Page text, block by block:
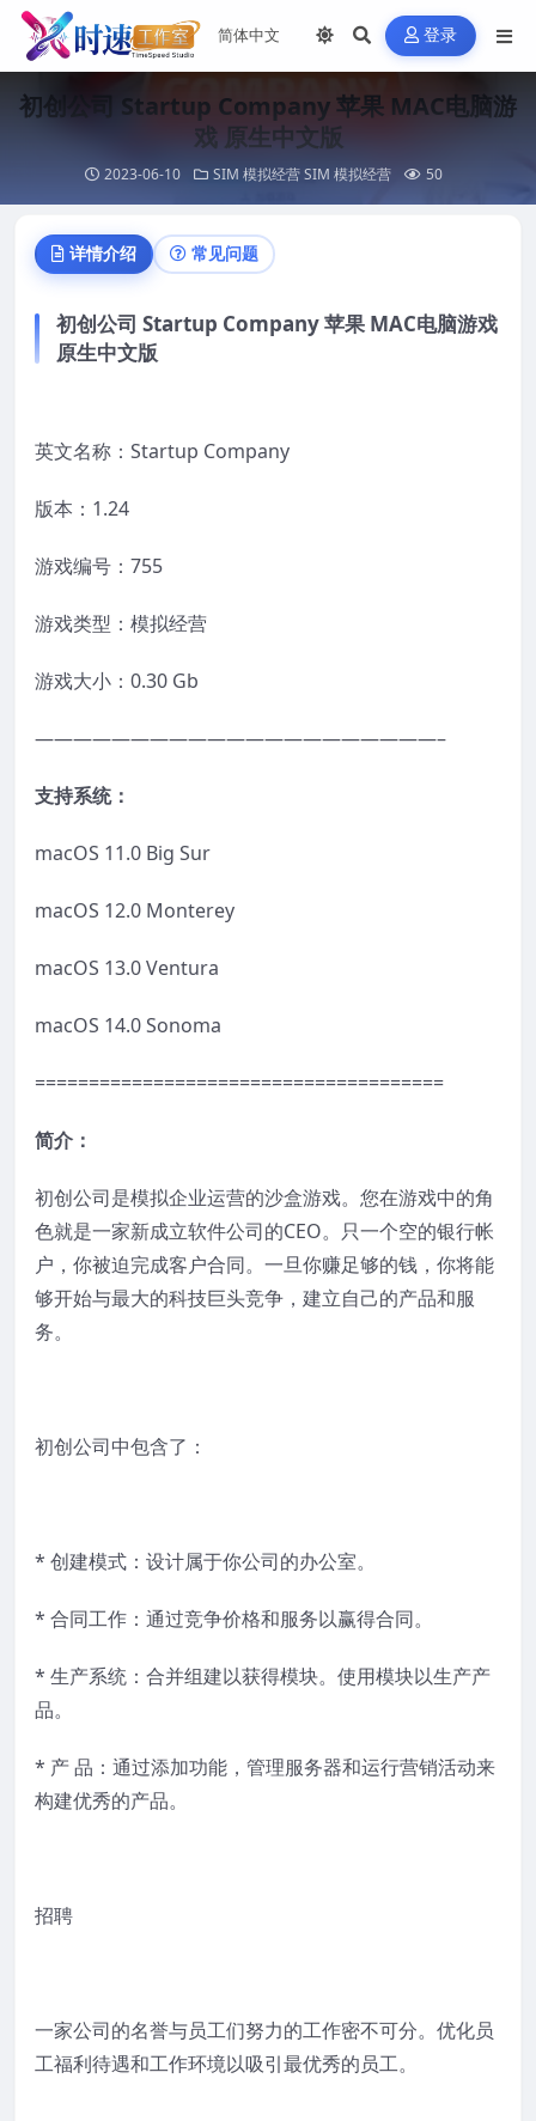
登录
初创公司 Startup Company 苹果 MAC电脑游
戏 原生中文版
2023-06-10 SIM 模拟经营 SIM 模拟经营 50
详情介绍 常见问题
初创公司 Startup Company 苹果 MAC电脑游戏
原生中文版
英文名称：Startup Company
版本：1.24
游戏编号：755
游戏类型：模拟经营
游戏大小：0.30 Gb
—————————————————————–
支持系统：
macOS 11.0 Big Sur
macOS 12.0 Monterey
macOS 13.0 Ventura
macOS 14.0 Sonoma
======================================
简介：
初创公司是模拟企业运营的沙盒游戏。您在游戏中的角
色就是一家新成立软件公司的CEO。只一个空的银行帐
户，你被迫完成客户合同。一旦你赚足够的钱，你将能
够开始与最大的科技巨头竞争，建立自己的产品和服
务。
初创公司中包含了：
* 创建模式：设计属于你公司的办公室。
* 合同工作：通过竞争价格和服务以赢得合同。
* 生产系统：合并组建以获得模块。使用模块以生产产
品。
* 产 品：通过添加功能，管理服务器和运行营销活动来
构建优秀的产品。
招聘
一家公司的名誉与员工们努力的工作密不可分。优化员
工福利待遇和工作环境以吸引最优秀的员工。